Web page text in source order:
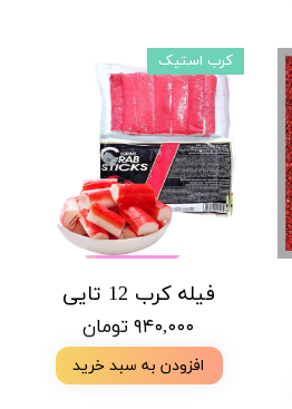
فیله کرب 12 تایی
۹۴۰,۰۰۰ تومان
افزودن به سبد خرید
کرب استیک